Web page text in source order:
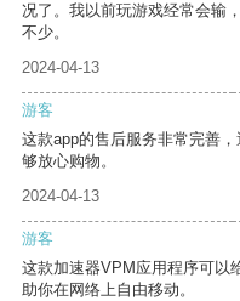
况了。我以前玩游戏经常会输
不少。
2024-04-13
游客
这款app的售后服务非常完善
够放心购物。
2024-04-13
游客
这款加速器VPM应用程序可以
助你在网络上自由移动。